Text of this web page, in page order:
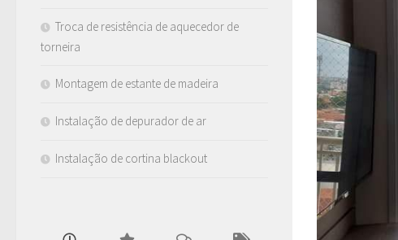
Troca de resistência de aquecedor de
torneira
Montagem de estante de madeira
Instalação de depurador de ar
Instalação de cortina blackout